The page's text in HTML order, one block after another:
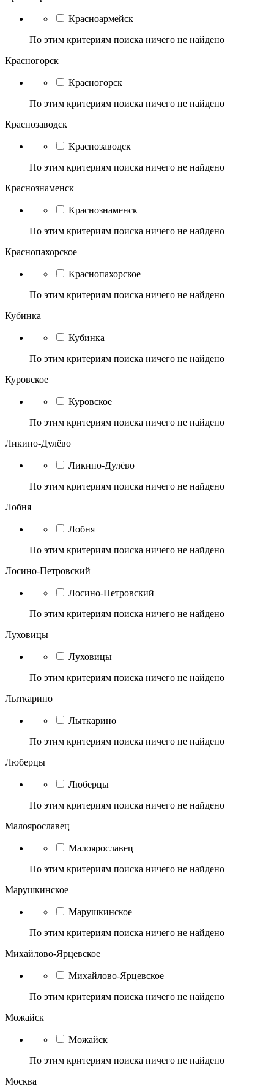
Красноармейск
По этим критериям поиска ничего не найдено
Красногорск
Красногорск
По этим критериям поиска ничего не найдено
Краснозаводск
Краснозаводск
По этим критериям поиска ничего не найдено
Краснознаменск
Краснознаменск
По этим критериям поиска ничего не найдено
Краснопахорское
Краснопахорское
По этим критериям поиска ничего не найдено
Кубинка
Кубинка
По этим критериям поиска ничего не найдено
Куровское
Куровское
По этим критериям поиска ничего не найдено
Ликино-Дулёво
Ликино-Дулёво
По этим критериям поиска ничего не найдено
Лобня
Лобня
По этим критериям поиска ничего не найдено
Лосино-Петровский
Лосино-Петровский
По этим критериям поиска ничего не найдено
Луховицы
Луховицы
По этим критериям поиска ничего не найдено
Лыткарино
Лыткарино
По этим критериям поиска ничего не найдено
Люберцы
Люберцы
По этим критериям поиска ничего не найдено
Малоярославец
Малоярославец
По этим критериям поиска ничего не найдено
Марушкинское
Марушкинское
По этим критериям поиска ничего не найдено
Михайлово-Ярцевское
Михайлово-Ярцевское
По этим критериям поиска ничего не найдено
Можайск
Можайск
По этим критериям поиска ничего не найдено
Москва